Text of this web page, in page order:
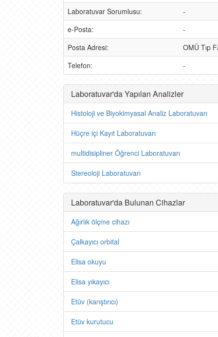
Laboratuvar Sorumlusu:
-
e-Posta:
-
Posta Adresi:
OMÜ Tıp
Telefon:
-
Laboratuvar'da Yapılan Analizler
Histoloji ve Biyokimyasal Analiz Laboratuvarı
Hüçre içi Kayıt Laboratuvarı
multidisipliner Öğrenci Laboratuvarı
Stereoloji Laboratuvarı
Laboratuvar'da Bulunan Cihazlar
Ağırlık ölçme cihazı
Çalkayıcı orbital
Elisa okuyu
Elisa yıkayıcı
Etüv (karıştırıcı)
Etüv kurutucu